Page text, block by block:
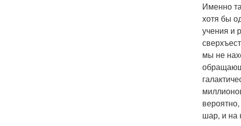
Именно
хотя бы
учения и
мы не
шар, и на